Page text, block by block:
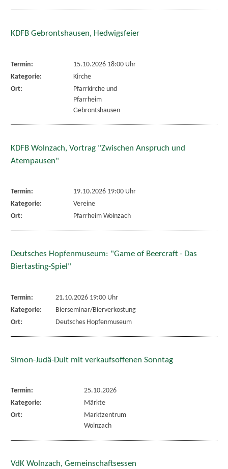
KDFB Gebrontshausen, Hedwigsfeier
Termin:
15.10.2026 18:00 Uhr
Kategorie:
Kirche
Ort:
Pfarrkirche und
Pfarrheim
Gebrontshausen
KDFB Wolnzach, Vortrag "Zwischen Anspruch und
Atempausen"
Termin:
19.10.2026 19:00 Uhr
Kategorie:
Vereine
Ort:
Pfarrheim Wolnzach
Deutsches Hopfenmuseum: "Game of Beercraft - Das
Biertasting-Spiel"
Termin:
21.10.2026 19:00 Uhr
Kategorie:
Bierseminar/Bierverkostung
Ort:
Deutsches Hopfenmuseum
Simon-Judä-Dult mit verkaufsoffenen Sonntag
Termin:
25.10.2026
Kategorie:
Märkte
Ort:
Marktzentrum
Wolnzach
VdK Wolnzach, Gemeinschaftsessen